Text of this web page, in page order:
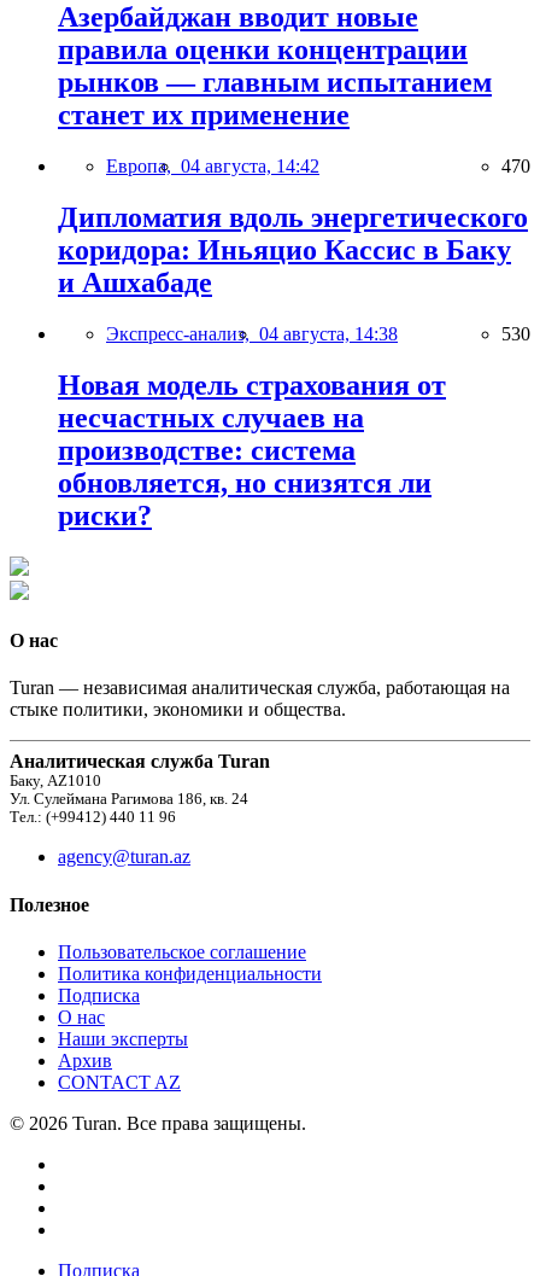
Азербайджан вводит новые
правила оценки концентрации
рынков — главным испытанием
станет их применение
Европа, 04 августа, 14:42 470
Дипломатия вдоль энергетического
коридора: Иньяцио Кассис в Баку
и Ашхабаде
Экспресс-анализ, 04 августа, 14:38 530
Новая модель страхования от
несчастных случаев на
производстве: система
обновляется, но снизятся ли
риски?
О нас
Turan — независимая аналитическая служба, работающая на
стыке политики, экономики и общества.
Аналитическая служба Turan
Баку, AZ1010
Ул. Сулеймана Рагимова 186, кв. 24
Тел.: (+99412) 440 11 96
agency@turan.az
Полезное
Пользовательское соглашение
Политика конфиденциальности
Подписка
О нас
Наши эксперты
Архив
CONTACT AZ
© 2026 Turan. Все права защищены.
Подписка